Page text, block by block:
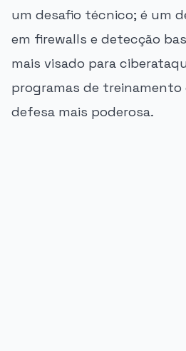
um desafio técnico; é um
em firewalls e detecção
mais visado para
programas de
defesa mais poderosa.